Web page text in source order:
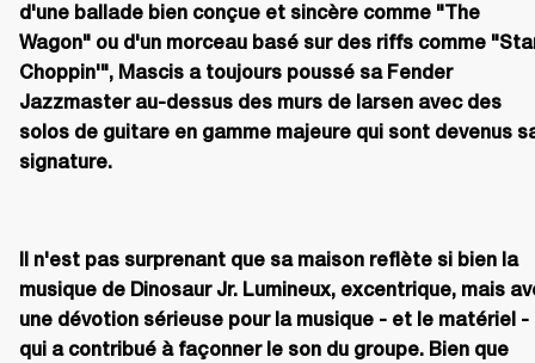
d'une ballade bien conçue et sincère comme "The
Wagon" ou d'un morceau basé sur des riffs comme
Choppin'", Mascis a toujours poussé sa Fender
Jazzmaster au-dessus des murs de larsen avec des
solos de guitare en gamme majeure qui sont devenus
signature.
Il n'est pas surprenant que sa maison reflète si bien la
musique de Dinosaur Jr. Lumineux, excentrique, mais
une dévotion sérieuse pour la musique - et le matériel -
qui a contribué à façonner le son du groupe. Bien que